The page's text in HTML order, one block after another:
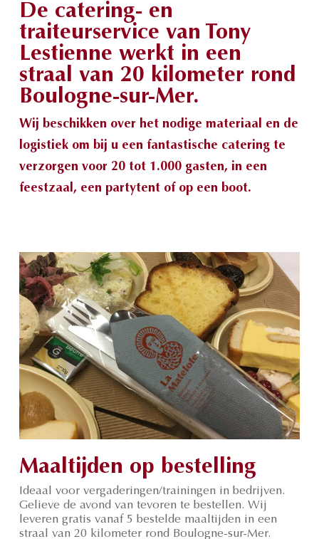
De catering- en
traiteurservice van Tony
Lestienne werkt in een
straal van 20 kilometer rond
Boulogne-sur-Mer.
Wij beschikken over het nodige materiaal en de
logistiek om bij u een fantastische catering te
verzorgen voor 20 tot 1.000 gasten, in een
feestzaal, een partytent of op een boot.
Maaltijden op bestelling
Ideaal voor vergaderingen/trainingen in bedrijven.
Gelieve de avond van tevoren te bestellen. Wij
leveren gratis vanaf 5 bestelde maaltijden in een
straal van 20 kilometer rond Boulogne-sur-Mer.